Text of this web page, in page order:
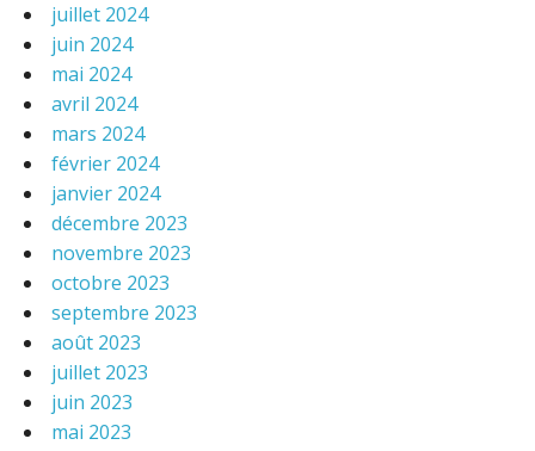
juillet 2024
juin 2024
mai 2024
avril 2024
mars 2024
février 2024
janvier 2024
décembre 2023
novembre 2023
octobre 2023
septembre 2023
août 2023
juillet 2023
juin 2023
mai 2023